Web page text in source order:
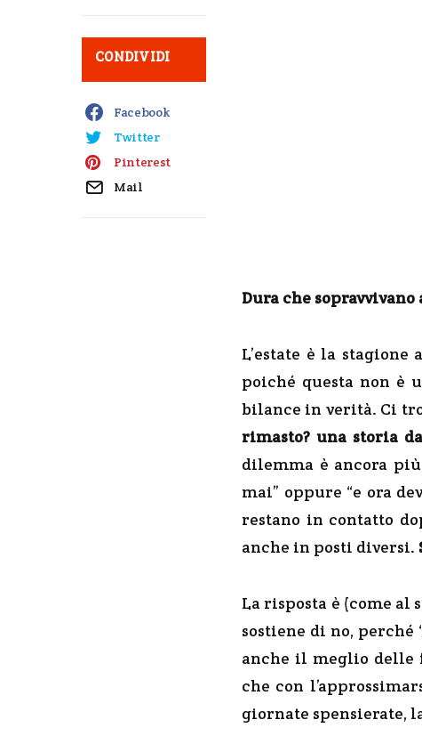
CONDIVIDI
Facebook
Twitter
Pinterest
Mail
Dura che
L’estate è la
poiché questa non è
bilance in verità. Ci
rimasto? una storia
dilemma è ancora
mai” oppure “e ora
restano in contatto
anche in posti diversi.
La risposta è (come al
sostiene di no, perché
anche il meglio delle
che con
giornate spensierate,